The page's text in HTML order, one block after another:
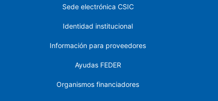
Sede electrónica CSIC
Identidad institucional
Información para proveedores
Ayudas FEDER
Organismos financiadores